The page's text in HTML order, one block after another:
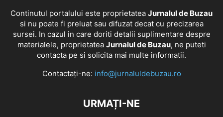
Continutul portalului este proprietatea Jurnalul de Buzau
si nu poate fi preluat sau difuzat decat cu precizarea
sursei. In cazul in care doriti detalii suplimentare despre
materialele, proprietatea Jurnalul de Buzau, ne puteti
contacta pe si solicita mai multe informatii.
Contactați-ne: info@jurnaluldebuzau.ro
URMAȚI-NE